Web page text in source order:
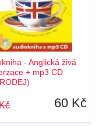
- Anglická živá
+ mp3 CD
60 Kč